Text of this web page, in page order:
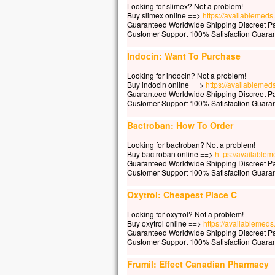
«
car
«
Il
« Il
qui
–
Looking for slimex? Not a problem!
Buy slimex online ==> https://
Guaranteed Worldwide Shipping Discreet
Customer Support 100% Satisfaction
Indocin: Want To Purchase
Looking for indocin? Not a problem!
Buy indocin online ==> https://
Guaranteed Worldwide Shipping Discreet
Customer Support 100% Satisfaction
Bactroban: How To Order
Looking for bactroban? Not a problem!
Buy bactroban online ==> https://
Guaranteed Worldwide Shipping Discreet
Customer Support 100% Satisfaction
Oxytrol: Cheapest Place C
Looking for oxytrol? Not a problem!
Buy oxytrol online ==> https://
Guaranteed Worldwide Shipping Discreet
Customer Support 100% Satisfaction
Frumil: Effect Canadian Pharmacy